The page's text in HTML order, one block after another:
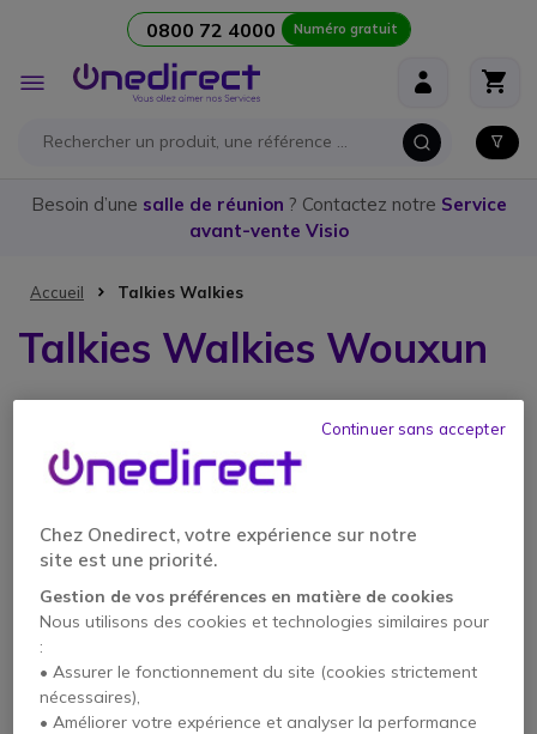
0800 72 4000 Numéro gratuit
Affichage
navigation
Besoin d’une salle de réunion ? Contactez notre Service
avant-vente Visio
Accueil Talkies Walkies
Talkies Walkies Wouxun
Chez Onedirect, votre expérience sur notre
site est une priorité.
Gestion de vos préférences en matière de cookies
Nous utilisons des cookies et technologies similaires pour
:
• Assurer le fonctionnement du site (cookies strictement
nécessaires),
• Améliorer votre expérience et analyser la performance
Continuer sans accepter